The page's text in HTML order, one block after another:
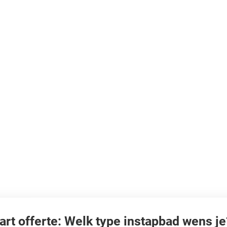
offerte: Welk type instapbad wens